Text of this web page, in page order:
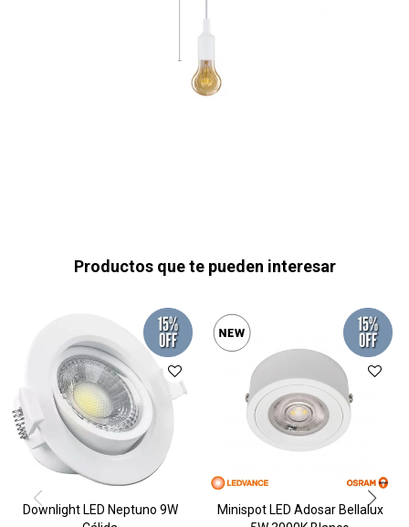
Productos que te pueden interesar
Downlight LED Neptuno 9W
Minispot LED Adosar Bellalux